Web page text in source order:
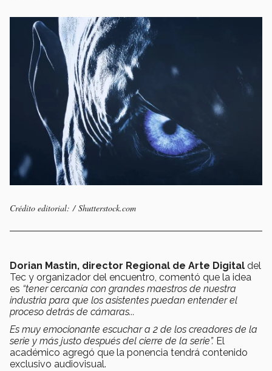
Crédito editorial: / Shutterstock.com
Dorian Mastin, director Regional de Arte Digital del
Tec y organizador del encuentro, comentó que la idea
es “tener cercanía con grandes maestros de nuestra
industria para que los asistentes puedan entender el
proceso detrás de cámaras...
Es muy emocionante escuchar a 2 de los creadores de la
serie y más justo después del cierre de la serie”. El
académico agregó que la ponencia tendrá contenido
exclusivo audiovisual.